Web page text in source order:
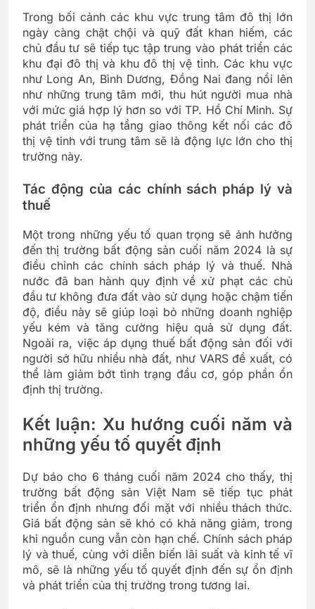
Trong bối cảnh các khu vực trung tâm đô thị lớn
ngày càng chật chội và quỹ đất khan hiếm, các
chủ đầu tư sẽ tiếp tục tập trung vào phát triển các
khu đại đô thị và khu đô thị vệ tinh. Các khu vực
như Long An, Bình Dương, Đồng Nai đang nổi lên
như những trung tâm mới, thu hút người mua nhà
với mức giá hợp lý hơn so với TP. Hồ Chí Minh. Sự
phát triển của hạ tầng giao thông kết nối các đô
thị vệ tinh với trung tâm sẽ là động lực lớn cho thị
trường này.
Tác động của các chính sách pháp lý và
thuế
Một trong những yếu tố quan trọng sẽ ảnh hưởng
đến thị trường bất động sản cuối năm 2024 là sự
điều chỉnh các chính sách pháp lý và thuế. Nhà
nước đã ban hành quy định về xử phạt các chủ
đầu tư không đưa đất vào sử dụng hoặc chậm tiến
độ, điều này sẽ giúp loại bỏ những doanh nghiệp
yếu kém và tăng cường hiệu quả sử dụng đất.
Ngoài ra, việc áp dụng thuế bất động sản đối với
người sở hữu nhiều nhà đất, như VARS đề xuất, có
thể làm giảm bớt tình trạng đầu cơ, góp phần ổn
định thị trường.
Kết luận: Xu hướng cuối năm và
những yếu tố quyết định
Dự báo cho 6 tháng cuối năm 2024 cho thấy, thị
trường bất động sản Việt Nam sẽ tiếp tục phát
triển ổn định nhưng đối mặt với nhiều thách thức.
Giá bất động sản sẽ khó có khả năng giảm, trong
khi nguồn cung vẫn còn hạn chế. Chính sách pháp
lý và thuế, cùng với diễn biến lãi suất và kinh tế vĩ
mô, sẽ là những yếu tố quyết định đến sự ổn định
và phát triển của thị trường trong tương lai.